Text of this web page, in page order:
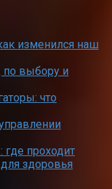
изменился наш
по выбору и
что
проходит
здоровья